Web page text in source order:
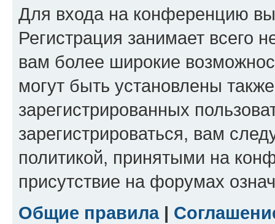
Для входа на конференцию
Регистрация занимает всего
вам более широкие
могут быть установлены
зарегистрированных
зарегистрироваться, вам
политикой, принятыми на
присутствие на форумах
Общие правила|